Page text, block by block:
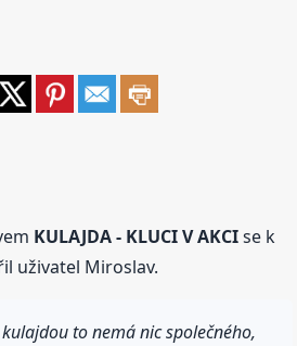
KULAJDA - KLUCI V AKCIse k
uživatel Miroslav.
to nemá nic společného,